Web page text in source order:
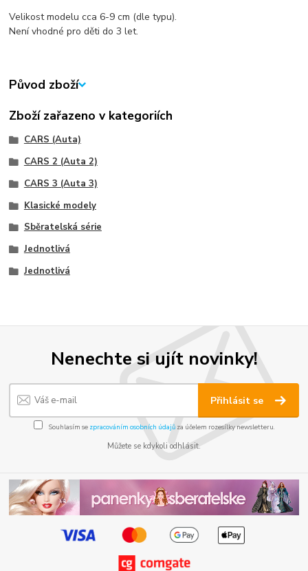
Velikost modelu cca 6-9 cm (dle typu).
Není vhodné pro děti do 3 let.
Původ zboží
Zboží zařazeno v kategoriích
CARS (Auta)
CARS 2 (Auta 2)
CARS 3 (Auta 3)
Klasické modely
Sběratelská série
Jednotlivá
Jednotlivá
Nenechte si ujít novinky!
Přihlásit se
Souhlasím se zpracováním osobních údajůza účelem rozesílky newsletteru.
Můžete se kdykoli odhlásit.